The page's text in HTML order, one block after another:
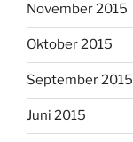
November 2015
Oktober 2015
September 2015
Juni 2015